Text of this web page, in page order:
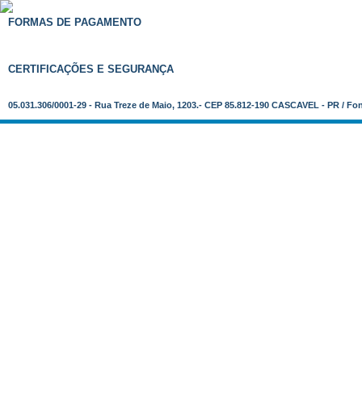
FORMAS DE PAGAMENTO
CERTIFICAÇÕES E SEGURANÇA
05.031.306/0001-29 - Rua Treze de Maio, 1203.- CEP 85.812-190 CASCAVEL - PR /